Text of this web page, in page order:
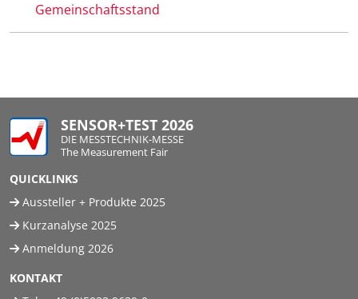
Gemeinschaftsstand
SENSOR+TEST 2026
DIE MESSTECHNIK-MESSE
The Measurement Fair
QUICKLINKS
Aussteller + Produkte 2025
Kurzanalyse 2025
Anmeldung 2026
KONTAKT